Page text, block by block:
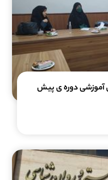
آموزشی دوره ی پیش